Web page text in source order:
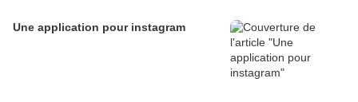
Une application pour instagram